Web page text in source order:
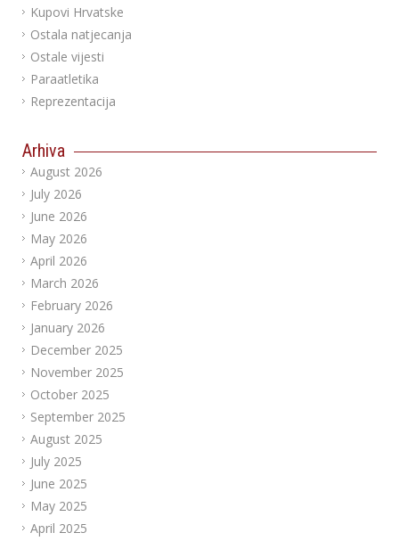
Kupovi Hrvatske
Ostala natjecanja
Ostale vijesti
Paraatletika
Reprezentacija
Arhiva
August 2026
July 2026
June 2026
May 2026
April 2026
March 2026
February 2026
January 2026
December 2025
November 2025
October 2025
September 2025
August 2025
July 2025
June 2025
May 2025
April 2025